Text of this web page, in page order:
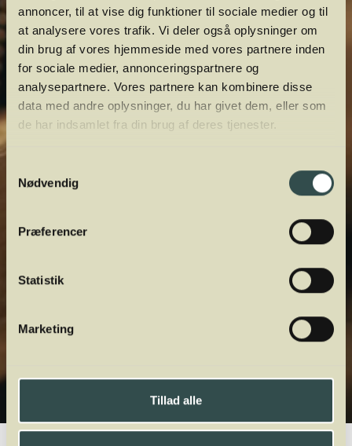
annoncer, til at vise dig funktioner til sociale medier og til
at analysere vores trafik. Vi deler også oplysninger om
din brug af vores hjemmeside med vores partnere inden
for sociale medier, annonceringspartnere og
analysepartnere. Vores partnere kan kombinere disse
data med andre oplysninger, du har givet dem, eller som
de har indsamlet fra din brug af deres tjenester.
Nødvendig
Præferencer
Statistik
Marketing
Tillad alle